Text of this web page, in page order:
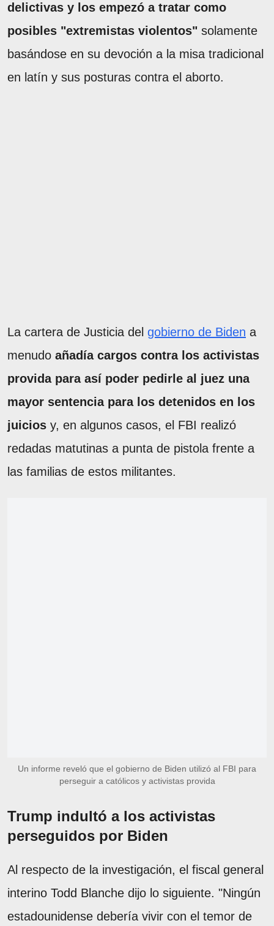
delictivas y los empezó a tratar como
posibles "extremistas violentos" solamente
basándose en su devoción a la misa tradicional
en latín y sus posturas contra el aborto.
La cartera de Justicia del gobierno de Biden a
menudo añadía cargos contra los activistas
provida para así poder pedirle al juez una
mayor sentencia para los detenidos en los
juicios y, en algunos casos, el FBI realizó
redadas matutinas a punta de pistola frente a
las familias de estos militantes.
Un informe reveló que el gobierno de Biden utilizó al FBI para
perseguir a católicos y activistas provida
Trump indultó a los activistas
perseguidos por Biden
Al respecto de la investigación, el fiscal general
interino Todd Blanche dijo lo siguiente. "Ningún
estadounidense debería vivir con el temor de